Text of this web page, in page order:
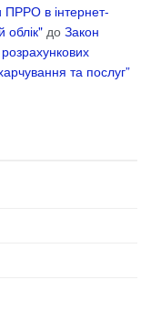
ПРРО в інтернет-
облік" до Закон
та послуг”